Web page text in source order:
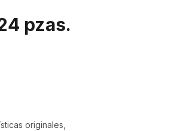
pzas.
originales,